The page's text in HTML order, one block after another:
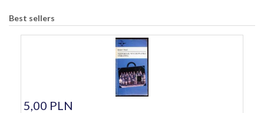
Best sellers
5,00 PLN